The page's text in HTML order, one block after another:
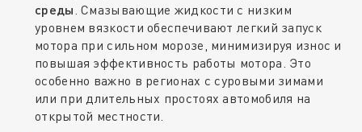
среды . Смазывающие жидкости с низким
уровнем вязкости обеспечивают легкий запуск
мотора при сильном морозе, минимизируя износ и
повышая эффективность работы мотора. Это
особенно важно в регионах с суровыми зимами
или при длительных простоях автомобиля на
открытой местности.